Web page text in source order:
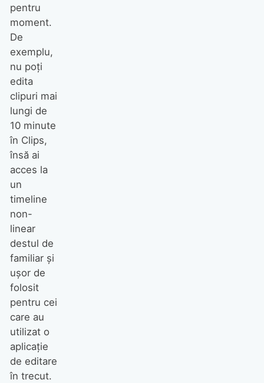
pentru
moment.
De
exemplu,
nu poți
edita
clipuri mai
lungi de
10 minute
în Clips,
însă ai
acces la
un
timeline
non-
linear
destul de
familiar și
ușor de
folosit
pentru cei
care au
utilizat o
aplicație
de editare
în trecut.